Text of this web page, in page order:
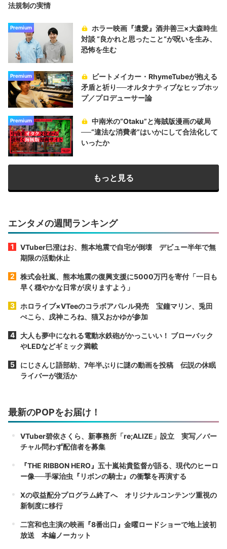
法規制の実情
Premium
ホラー映画『遺愛』酒井善三×大森時生
対談 “良かれと思ったこと“が呪いを生み、
恐怖を生む
Premium
ビートメイカー・RhymeTubeが抱える
矛盾と祈り──オルタナティブなヒップホッ
プ／プロデューサー論
Premium
中南米の“Otaku”と海賊版漫画の破局
──“違法な消費者”はいかにして合法化して
いったか
もっと見る
エンタメの週間ランキング
VTuber巳澄はお、熊本地震で自宅が倒壊 デビュー半年で無
期限の活動休止
株式会社嵐、熊本地震の復興支援に5000万円を寄付「一日も
早く穏やかな日常が戻りますよう」
ホロライブ×VTeeのコラボアパレル発売 宝鐘マリン、兎田
ぺこら、戌神ころね、猫又おかゆが参加
大人も夢中になれる電動水鉄砲がかっこいい！ ブローバック
やLEDなどギミック満載
にじさんじ語部紡、7年半ぶりに謎の動画を投稿 伝説の休眠
ライバーが復活か
最新のPOPをお届け！
VTuber碧依さくら、新事務所「re;ALIZE」設立 実写／バー
チャル問わず配信者を募集
『THE RIBBON HERO』五十嵐祐貴監督が語る、現代のヒーロ
ー像──手塚治虫『リボンの騎士』の衝撃を再演する
Xの収益配分プログラム終了へ オリジナルコンテンツ重視の
新制度に移行
二宮和也主演の映画『8番出口』金曜ロードショーで地上波初
放送 本編ノーカット